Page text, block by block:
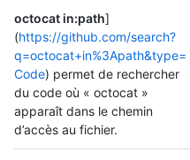
octocat in:path]
(https://github.com/search?
q=octocat+in%3Apath&type=
Code) permet de rechercher
du code où « octocat »
apparaît dans le chemin
d’accès au fichier.